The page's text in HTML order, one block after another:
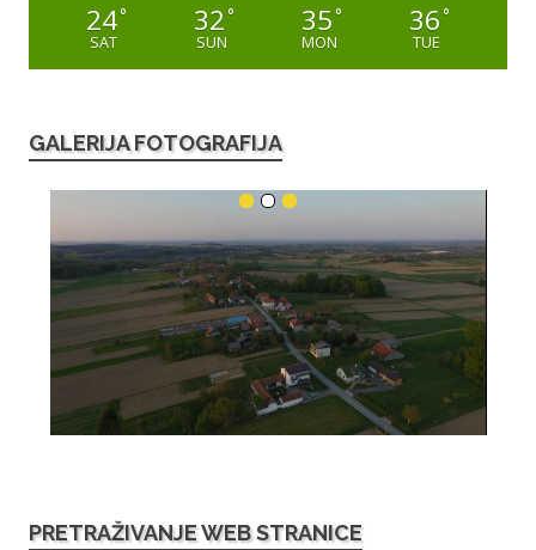
24°
SAT
32°
SUN
35°
MON
36°
TUE
GALERIJA FOTOGRAFIJA
PRETRAŽIVANJE WEB STRANICE